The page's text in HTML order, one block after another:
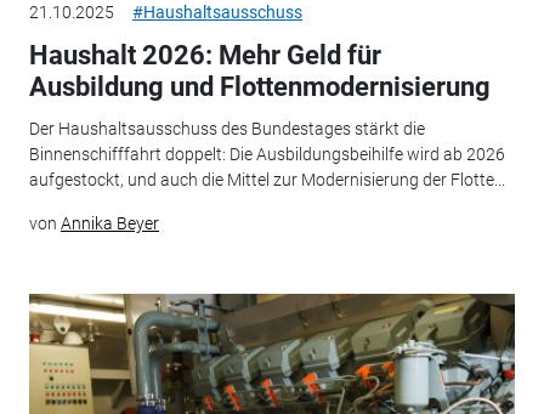
21.10.2025 #Haushaltsausschuss
Haushalt 2026: Mehr Geld für
Ausbildung und Flottenmodernisierung
Der Haushaltsausschuss des Bundestages stärkt die
Binnenschifffahrt doppelt: Die Ausbildungsbeihilfe wird ab 2026
aufgestockt, und auch die Mittel zur Modernisierung der Flotte...
von Annika Beyer